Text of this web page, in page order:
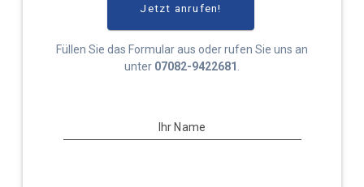
Jetzt anrufen!
Füllen Sie das Formular aus oder rufen Sie uns an
unter 07082-9422681
Ihr Name